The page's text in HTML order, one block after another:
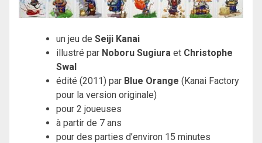
un jeu de Seiji Kanai
illustré par Noboru Sugiura et Christophe
Swal
édité (2011) par Blue Orange (Kanai Factory
pour la version originale)
pour 2 joueuses
à partir de 7 ans
pour des parties d’environ 15 minutes